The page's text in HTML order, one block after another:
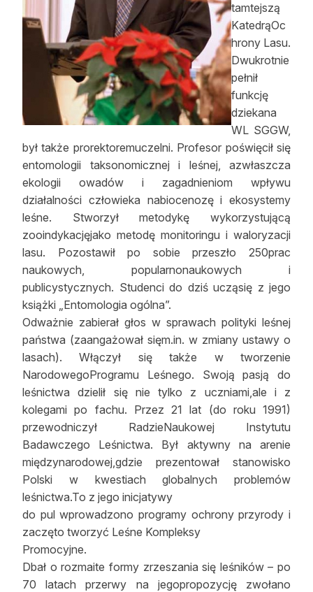
Archiwum
Kontakt
tamtejszą
KatedrąOc
hrony Lasu.
Dwukrotnie
pełnił
funkcję
dziekana
WL SGGW,
był także prorektoremuczelni. Profesor poświęcił się
entomologii taksonomicznej i leśnej, azwłaszcza
ekologii owadów i zagadnieniom wpływu
działalności człowieka nabiocenozę i ekosystemy
leśne. Stworzył metodykę wykorzystującą
zooindykacjęjako metodę monitoringu i waloryzacji
lasu. Pozostawił po sobie przeszło 250prac
naukowych, popularnonaukowych i
publicystycznych. Studenci do dziś ucząsię z jego
książki „Entomologia ogólna”.
Odważnie zabierał głos w sprawach polityki leśnej
państwa (zaangażował sięm.in. w zmiany ustawy o
lasach). Włączył się także w tworzenie
NarodowegoProgramu Leśnego. Swoją pasją do
leśnictwa dzielił się nie tylko z uczniami,ale i z
kolegami po fachu. Przez 21 lat (do roku 1991)
przewodniczył RadzieNaukowej Instytutu
Badawczego Leśnictwa. Był aktywny na arenie
międzynarodowej,gdzie prezentował stanowisko
Polski w kwestiach globalnych problemów
leśnictwa.To z jego inicjatywy
do pul wprowadzono programy ochrony przyrody i
zaczęto tworzyć Leśne Kompleksy
Promocyjne.
Dbał o rozmaite formy zrzeszania się leśników – po
70 latach przerwy na jegopropozycję zwołano